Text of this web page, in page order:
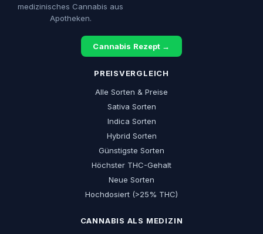
medizinisches Cannabis aus
Apotheken.
Cannabis Rezept →
PREISVERGLEICH
Alle Sorten & Preise
Sativa Sorten
Indica Sorten
Hybrid Sorten
Günstigste Sorten
Höchster THC-Gehalt
Neue Sorten
Hochdosiert (>25% THC)
CANNABIS ALS MEDIZIN